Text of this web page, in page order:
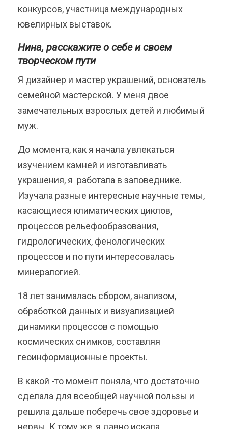
конкурсов, участница международных
ювелирных выставок.
Нина, расскажите о себе и своем
творческом пути
Я дизайнер и мастер украшений, основатель
семейной мастерской. У меня двое
замечательных взрослых детей и любимый
муж.
До момента, как я начала увлекаться
изучением камней и изготавливать
украшения, я работала в заповеднике.
Изучала разные интересные научные темы,
касающиеся климатических циклов,
процессов рельефообразования,
гидрологических, фенологических
процессов и по пути интересовалась
минералогией.
18 лет занималась сбором, анализом,
обработкой данных и визуализацией
динамики процессов с помощью
космических снимков, составляя
геоинформационные проекты.
В какой -то момент поняла, что достаточно
сделала для всеобщей научной пользы и
решила дальше поберечь свое здоровье и
нервы. К тому же, я давно искала